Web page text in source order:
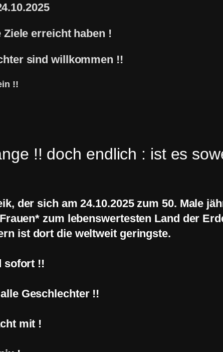
erreicht haben !
sind willkommen !!
!!
!! doch endlich : ist es
der sich am 24.10.2025 zum 50. Male
zum lebenswertesten Land der
ist dort die weltweit geringste.
sofort !!
Geschlechter !!
mit !